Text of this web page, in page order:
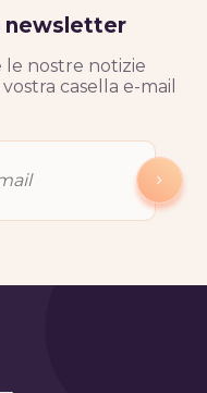
newsletter
le nostre notizie
casella e-mail